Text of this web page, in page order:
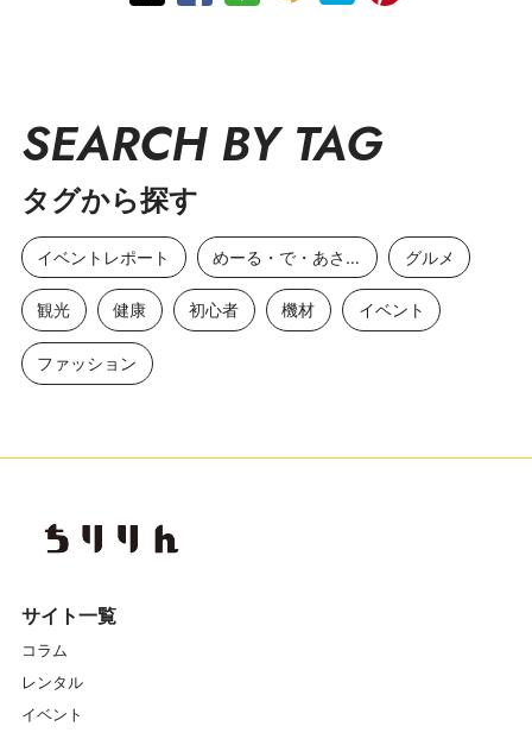
SEARCH BY TAG
タグから探す
イベントレポート めーる・で・あさひ グルメ
観光 健康 初心者 機材 イベント
ファッション
サイト一覧
コラム
レンタル
イベント